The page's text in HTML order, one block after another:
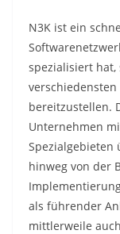
N3K ist ein
spezialisiert hat,
verschiedensten
bereitzustellen.
Unternehmen
Spezialgebieten
hinweg von der
als führender
mittlerweile